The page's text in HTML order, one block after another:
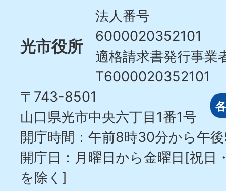
光市役所
法人番号
6000020352101
適格請求書発行事業
T6000020352101
〒743-8501
山口県光市中央六丁目1番1号
開庁時間：午前8時30分から午
開庁日：月曜日から金曜日[祝日
を除く]